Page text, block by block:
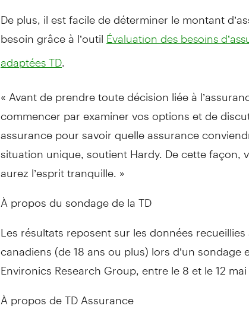
De plus, il est facile de déterminer le montant
besoin grâce à l’outil Évaluation des besoins
adaptées TD
« Avant de prendre toute décision liée à
commencer par examiner vos options et de
assurance pour savoir quelle assurance
situation unique, soutient Hardy. De cette façon,
aurez l’esprit tranquille. »
À propos du sondage de la TD
Les résultats reposent sur les données
canadiens (de 18 ans ou plus) lors d’un sondage
Environics Research Group, entre le 8 et le 12 mai
À propos de TD Assurance